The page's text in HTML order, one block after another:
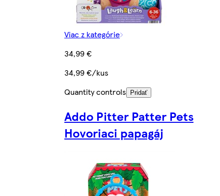
Viac z kategórie
34,99 €
34,99 €/kus
Quantity controls
Pridať
Addo Pitter Patter Pets
Hovoriaci papagáj